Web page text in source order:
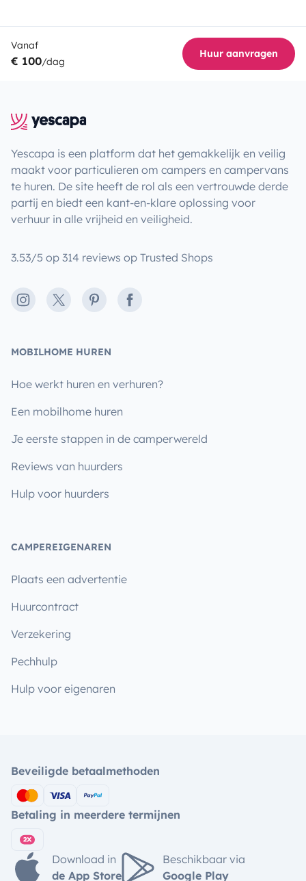
Vanaf
€ 100/dag
Huur aanvragen
Yescapa is een platform dat het gemakkelijk en veilig
maakt voor particulieren om campers en campervans
te huren. De site heeft de rol als een vertrouwde derde
partij en biedt een kant-en-klare oplossing voor
verhuur in alle vrijheid en veiligheid.
3.53/5 op 314 reviews op Trusted Shops
Instagram
X PinterestFacebook
MOBILHOME HUREN
Hoe werkt huren en verhuren?
Een mobilhome huren
Je eerste stappen in de camperwereld
Reviews van huurders
Hulp voor huurders
CAMPEREIGENAREN
Plaats een advertentie
Huurcontract
Verzekering
Pechhulp
Hulp voor eigenaren
Beveiligde betaalmethoden
Betaling in meerdere termijnen
Download in
de App Store
Beschikbaar via
Google Play